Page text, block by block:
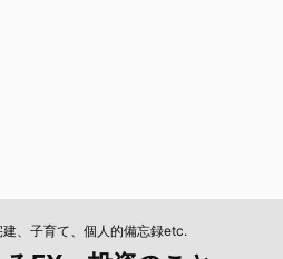
、子育て、個人的備忘録etc.